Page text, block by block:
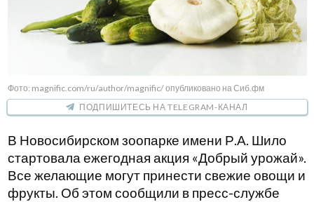
Фото: magnific.com/ru/author/magnific/ опубликовано на Сиб.фм
ПОДПИШИТЕСЬ НА TELEGRAM-КАНАЛ
В Новосибирском зоопарке имени Р.А. Шило
стартовала ежегодная акция «Добрый урожай».
Все желающие могут принести свежие овощи и
фрукты. Об этом сообщили в пресс-службе